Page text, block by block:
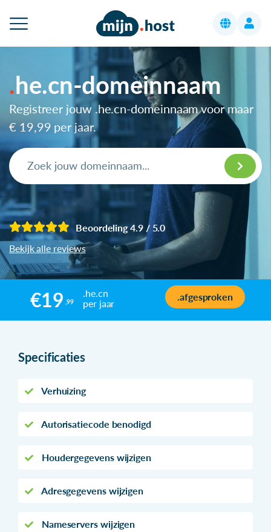
he.cn-domeinnaam
Registreer jouw .he.cn-domeinnaam voor maar
€ 19,99 per jaar.
Beoordeling 4.9 / 5.0
Bekijk alle reviews
€19 ,99
.he.cn
per jaar
.afgesproken
Specificaties
Verhuizing
Autorisatiecode benodigd
Houdergegevens wijzigen
Adresgegevens wijzigen
Nameservers wijzigen